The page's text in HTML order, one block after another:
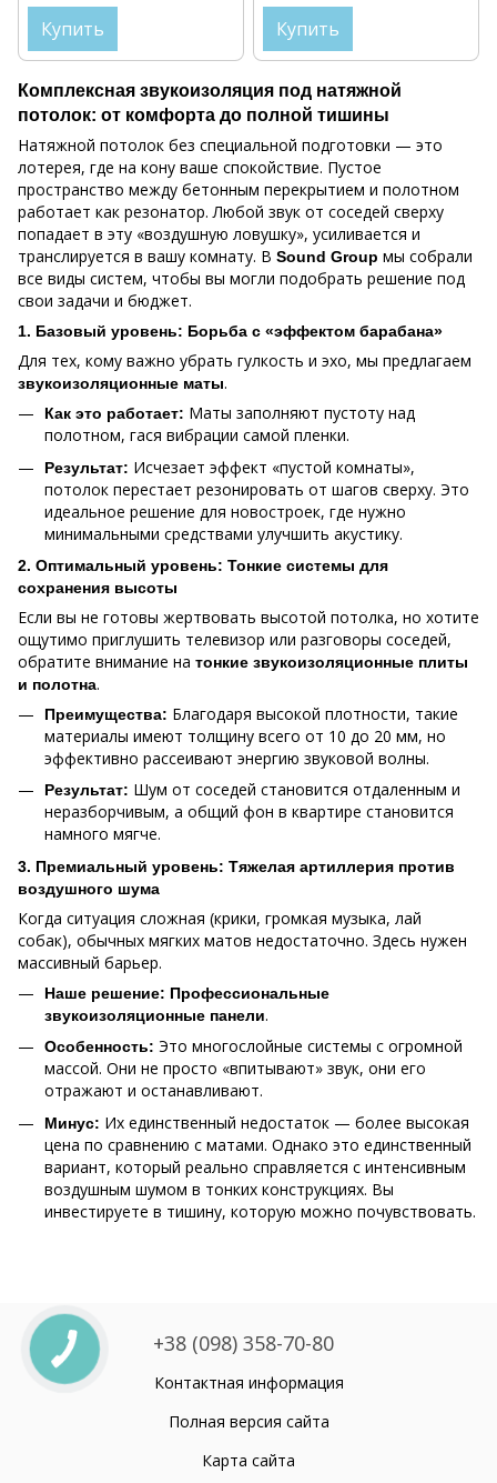
Купить Купить
Комплексная звукоизоляция под натяжной
потолок: от комфорта до полной тишины
Натяжной потолок без специальной подготовки — это
лотерея, где на кону ваше спокойствие. Пустое
пространство между бетонным перекрытием и полотном
работает как резонатор. Любой звук от соседей сверху
попадает в эту «воздушную ловушку», усиливается и
транслируется в вашу комнату. В Sound Group мы собрали
все виды систем, чтобы вы могли подобрать решение под
свои задачи и бюджет.
1. Базовый уровень: Борьба с «эффектом барабана»
Для тех, кому важно убрать гулкость и эхо, мы предлагаем
звукоизоляционные маты.
Как это работает: Маты заполняют пустоту над
полотном, гася вибрации самой пленки.
Результат: Исчезает эффект «пустой комнаты»,
потолок перестает резонировать от шагов сверху. Это
идеальное решение для новостроек, где нужно
минимальными средствами улучшить акустику.
2. Оптимальный уровень: Тонкие системы для
сохранения высоты
Если вы не готовы жертвовать высотой потолка, но хотите
ощутимо приглушить телевизор или разговоры соседей,
обратите внимание на тонкие звукоизоляционные плиты
и полотна.
Преимущества: Благодаря высокой плотности, такие
материалы имеют толщину всего от 10 до 20 мм, но
эффективно рассеивают энергию звуковой волны.
Результат: Шум от соседей становится отдаленным и
неразборчивым, а общий фон в квартире становится
намного мягче.
3. Премиальный уровень: Тяжелая артиллерия против
воздушного шума
Когда ситуация сложная (крики, громкая музыка, лай
собак), обычных мягких матов недостаточно. Здесь нужен
массивный барьер.
Наше решение: Профессиональные
звукоизоляционные панели.
Особенность: Это многослойные системы с огромной
массой. Они не просто «впитывают» звук, они его
отражают и останавливают.
Минус: Их единственный недостаток — более высокая
цена по сравнению с матами. Однако это единственный
вариант, который реально справляется с интенсивным
воздушным шумом в тонких конструкциях. Вы
инвестируете в тишину, которую можно почувствовать.
+38 (098) 358-70-80
Контактная информация
Полная версия сайта
Карта сайта